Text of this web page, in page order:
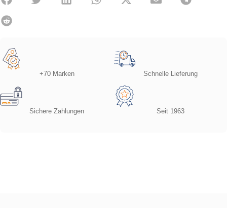
+70 Marken Schnelle Lieferung
Sichere Zahlungen Seit 1963